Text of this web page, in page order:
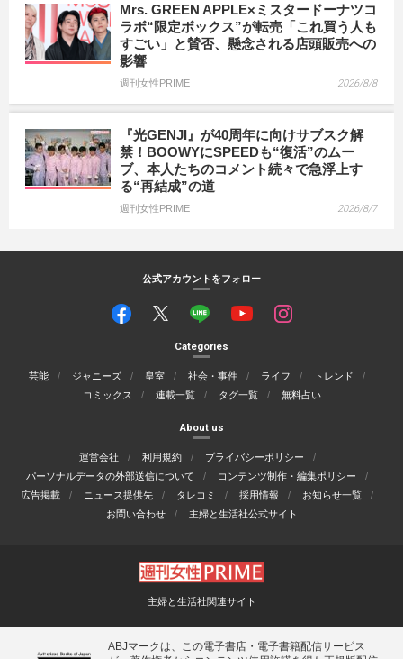
Mrs. GREEN APPLE×ミスタードーナツコ
ラボ“限定ボックス”が転売「これ買う人も
すごい」と賛否、懸念される店頭販売への
影響
週刊女性PRIME 2026/8/8
『光GENJI』が40周年に向けサブスク解
禁！BOOWYにSPEEDも“復活”のムー
ブ、本人たちのコメント続々で急浮上す
る“再結成”の道
週刊女性PRIME 2026/8/7
公式アカウントをフォロー
Categories
芸能 ジャニーズ 皇室 社会・事件 ライフ
トレンド
コミックス
連載一覧 タグ一覧 無料占い
About us
運営会社 利用規約
プライバシーポリシー
パーソナルデータの外部送信について
コンテンツ制作・編集ポリシー
広告掲載
ニュース提供先 タレコミ 採用情報
お知らせ一覧
お問い合わせ
主婦と生活社公式サイト
主婦と生活社関連サイト
ABJマークは、この電子書店・電子書籍配信サービス